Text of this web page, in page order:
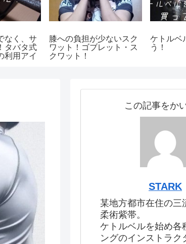
なく、サ
タバタ式
利用アイ
膝への負担が少ないスク
ワット！ゴブレット・ス
クワット！
ケトルベ
う！
この記事をか
STARK
某地方都市在住の三
柔術紫帯。
ケトルベルを始め各
ングのインストラク